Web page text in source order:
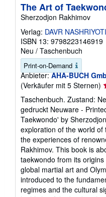
The Art of
Sherzodjon Rakhimov
Verlag: DAVR
ISBN 13: 9798223146919
Neu / Taschenbuch
Print-on-Demand
Anbieter: AHA-BUCH
(Verkäufer mit 5 Sternen)
5
Taschenbuch. Zustand:
gedruckt Neuware -
Taekwondo' by
exploration of the world
the experiences of
Rakhimov. This book is
taekwondo from its
global martial art and
introduced to the
regimes and the cultural